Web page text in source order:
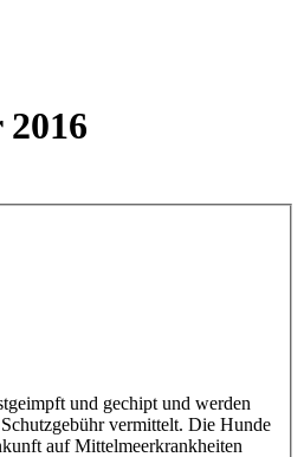
und gechipt und werden
vermittelt. Die Hunde
auf Mittelmeerkrankheiten